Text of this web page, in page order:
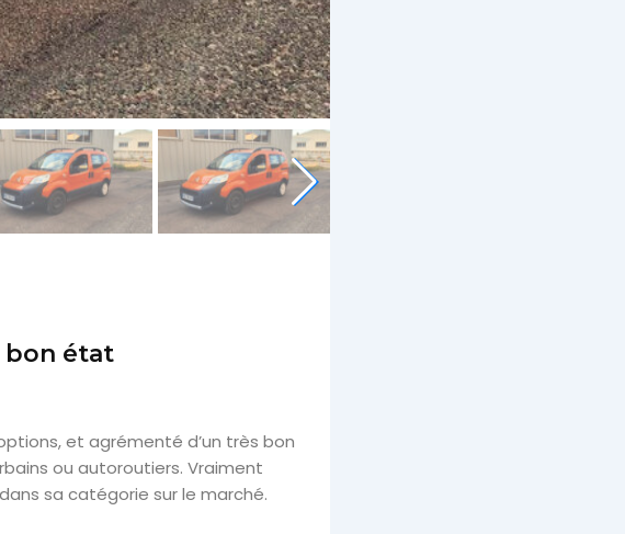
bon état
et agrémenté d’un très bon
ou autoroutiers. Vraiment
sa catégorie sur le marché.